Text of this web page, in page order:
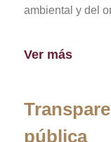
ambiental y del
Ver más
pública